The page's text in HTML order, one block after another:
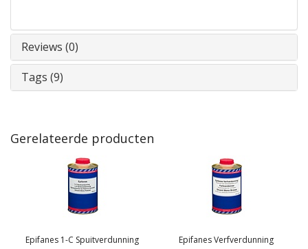
Reviews (0)
Tags (9)
Gerelateerde producten
Epifanes 1-C Spuitverdunning EpifanesVerfverdunning